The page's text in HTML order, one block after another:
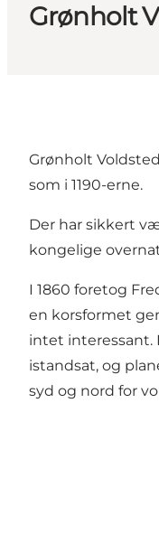
Grønholt
Grønholt
som i 1190-erne.
Der har sikkert
kongelige
I 1860 foretog
en korsformet
intet interessant.
istandsat, og
syd og nord for